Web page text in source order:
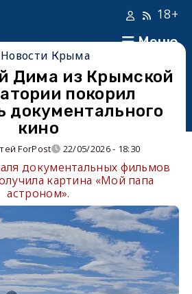
Меню
18+
Новости Крыма
Дима из Крымской
покорил
документального
кино
ForPost 22/05/2026 - 18:30
документальных фильмов
картина «Мой папа
астроном».